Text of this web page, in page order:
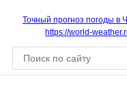
Точный прогноз погоды в
https://world-